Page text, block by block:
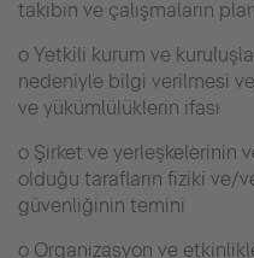
takibin ve çalışmaların
o Yetkili kurum ve
nedeniyle bilgi verilmesi
ve yükümlülüklerin ifası
o Şirket ve yerleşkelerinin
olduğu tarafların fiziki ve/
güvenliğinin temini
o Organizasyon ve